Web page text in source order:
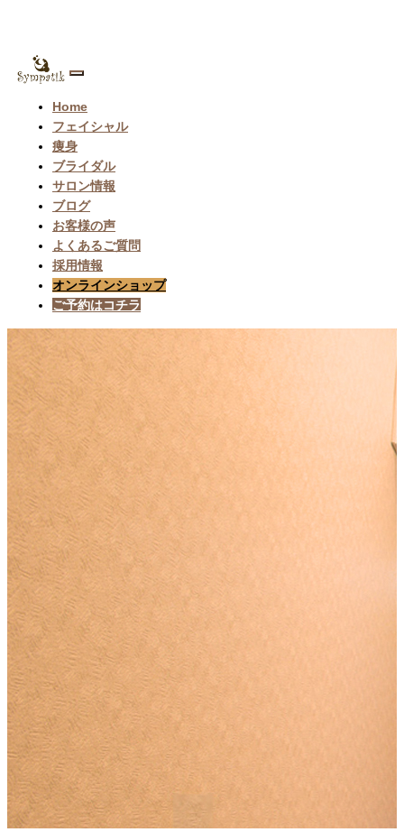
Toggle
Home
フェイシャル
痩身
ブライダル
サロン情報
ブログ
お客様の声
よくあるご質問
採用情報
オンラインショップ
ご予約はコチラ